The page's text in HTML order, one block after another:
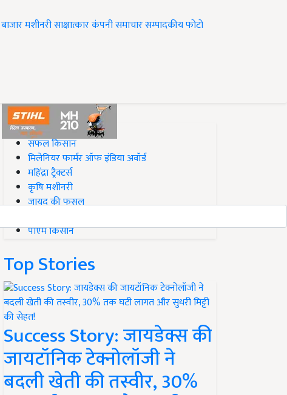
बाजारमशीनरीसाक्षात्कारकंपनी समाचारसम्पादकीयफोटो
#Top on Krishi Jagran
सफल किसान
मिलेनियर फार्मर ऑफ इंडिया अवॉर्ड
महिंद्रा ट्रैक्टर्स
कृषि मशीनरी
जायद की फसल
पीएम किसान
Top Stories
Success Story: जायडेक्स की
जायटॉनिक टेक्नोलॉजी ने
बदली खेती की तस्वीर, 30%